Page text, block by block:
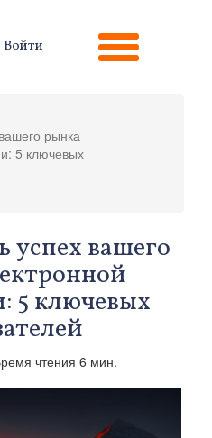
Войти
рынка
5 ключевых
успех вашего
5 ключевых
чтения 6 мин.